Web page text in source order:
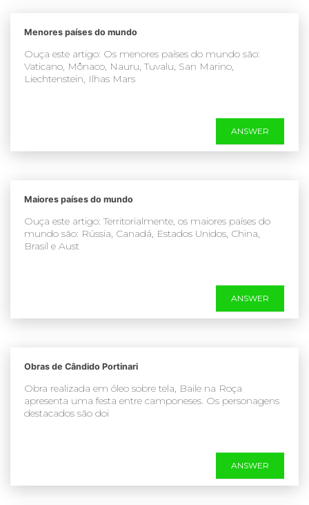
Menores países do mundo
Ouça este artigo: Os menores países do mundo são:
Vaticano, Mônaco, Nauru, Tuvalu, San Marino,
Liechtenstein, Ilhas Mars
ANSWER
Maiores países do mundo
Ouça este artigo: Territorialmente, os maiores países do
mundo são: Rússia, Canadá, Estados Unidos, China,
Brasil e Aust
ANSWER
Obras de Cândido Portinari
Obra realizada em óleo sobre tela, Baile na Roça
apresenta uma festa entre camponeses. Os personagens
destacados são doi
ANSWER